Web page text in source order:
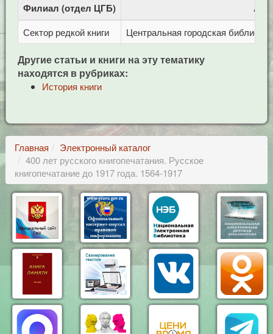
Филиал (отдел ЦГБ)
Сектор редкой книги Центральная городская
Другие статьи и книги на эту тематику
находятся в рубриках:
История книги
Главная
Электронный каталог
400 лет русского книгопечатания. Русское
книгопечатание до 1917 года. 1564-1917